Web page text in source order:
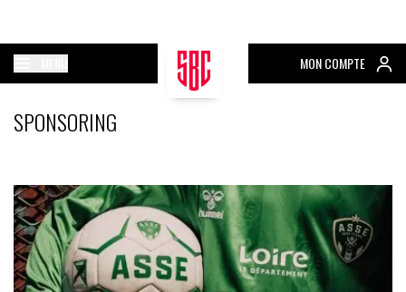
MON COMPTE
SPONSORING